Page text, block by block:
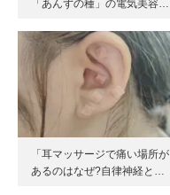
「あんずの種」の電気美容…
「耳マッサージで痛い場所が
あるのはなぜ?自律神経と…